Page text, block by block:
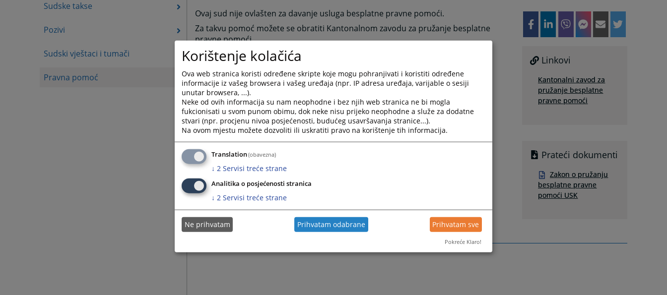
Sudske takse
Pozivi
Sudski vještaci i tumači
Pravna pomoć
Ovaj sud nije ovlašten za davanje usluga besplatne pravne pomoći.
Za takvu pomoć možete se obratiti Kantonalnom zavodu za pružanje besplatne
pravne pomoći.
Linkovi
Kantonalni zavod za
pružanje besplatne
pravne pomoći
Prateći dokumenti
Zakon o pružanju
besplatne pravne
pomoći USK
Korištenje kolačića
Ova web stranica koristi određene skripte koje mogu pohranjivati i koristiti određene
informacije iz vašeg browsera i vašeg uređaja (npr. IP adresa uređaja, varijable o sesiji
unutar browsera, ...).
Neke od ovih informacija su nam neophodne i bez njih web stranica ne bi mogla
fukcionisati u svom punom obimu, dok neke nisu prijeko neophodne a služe za dodatne
stvari (npr. procjenu nivoa posjećenosti, budućeg usavršavanja stranice...).
Na ovom mjestu možete dozvoliti ili uskratiti pravo na korištenje tih informacija.
Translation(obavezna)
↓ 2 Servisi treće strane
Analitika o posjećenosti stranica
↓ 2 Servisi treće strane
Ne prihvatam Prihvatam odabrane Prihvatam sve
Pokreće Klaro!